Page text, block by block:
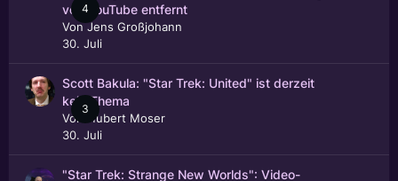
4
von YouTube entfernt
VonJens Großjohann
30. Juli
3
Scott Bakula: "Star Trek: United" ist derzeit
kein Thema
Von
Hubert Moser
30. Juli
"Star Trek: Strange New Worlds": Video-